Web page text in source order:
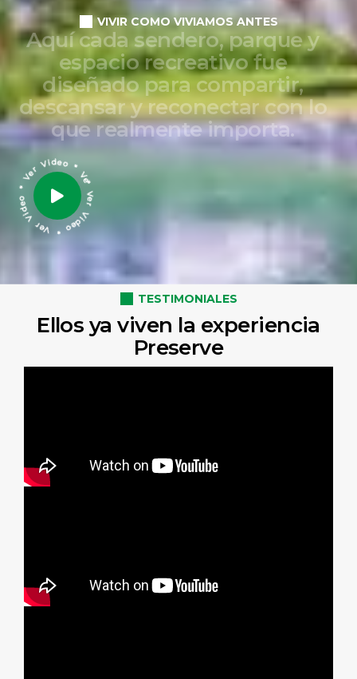
VIVIR COMO VIVIAMOS ANTES
Aquí cada sendero, parque y
espacio recreativo fue
diseñado para compartir,
descansar y reconectar con lo
que realmente importa.
* Ver Video * Ver Video * Ver Video * Ver video
TESTIMONIALES
Ellos ya viven la experiencia
Preserve